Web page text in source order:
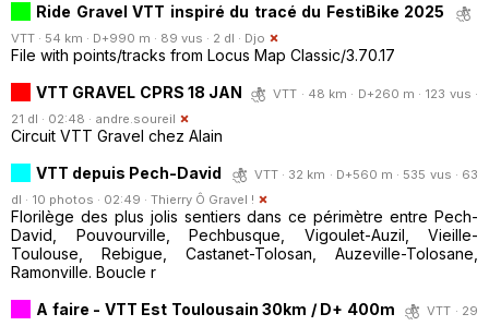
Ride Gravel VTT inspiré du tracé du FestiBike 2025
VTT · 54 km · D+990 m · 89 vus · 2 dl · Djo
File with points/tracks from Locus Map Classic/3.70.17
VTT GRAVEL CPRS 18 JAN
VTT · 48 km · D+260 m · 123 vus ·
21 dl · 02:48 · andre.soureil
Circuit VTT Gravel chez Alain
VTT depuis Pech-David
VTT · 32 km · D+560 m · 535 vus · 63
dl · 10 photos · 02:49 · Thierry Ô Gravel !
Florilège des plus jolis sentiers dans ce périmètre entre Pech-
David, Pouvourville, Pechbusque, Vigoulet-Auzil, Vieille-
Toulouse, Rebigue, Castanet-Tolosan, Auzeville-Tolosane,
Ramonville. Boucle r
A faire - VTT Est Toulousain 30km / D+ 400m
VTT · 29